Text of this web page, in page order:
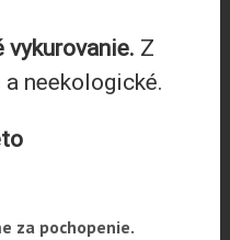
Z
neekologické.